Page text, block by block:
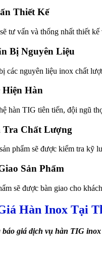
Thiết Kế
tư vấn và thống nhất thiết
Bị Nguyên Liệu
các nguyên liệu inox chất
Hiện Hàn
hàn TIG tiên tiến, đội ngũ
Tra Chất Lượng
phẩm sẽ được kiểm tra kỹ
Sản Phẩm
sẽ được bàn giao cho
Hàn Inox Tại
báo giá dịch vụ hàn TIG